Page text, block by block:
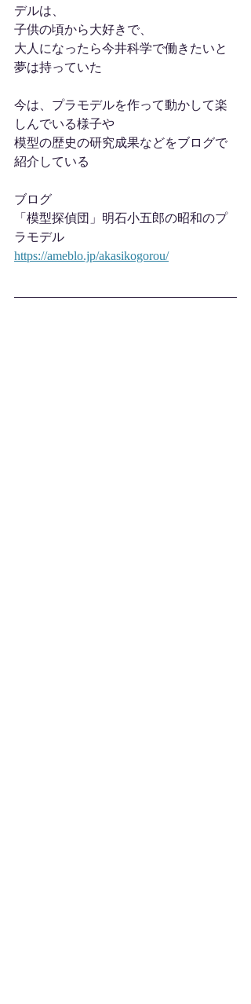
デルは、
子供の頃から大好きで、
大人になったら今井科学で働きたいと
夢は持っていた
今は、プラモデルを作って動かして楽
しんでいる様子や
模型の歴史の研究成果などをブログで
紹介している
ブログ
「模型探偵団」明石小五郎の昭和のプ
ラモデル
https://ameblo.jp/akasikogorou/